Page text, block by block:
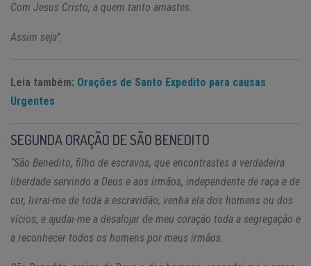
Com Jesus Cristo, a quem tanto amastes.
Assim seja”.
Leia também: Orações de Santo Expedito para causas
Urgentes
SEGUNDA ORAÇÃO DE SÃO BENEDITO
“São Benedito, filho de escravos, que encontrastes a verdadeira
liberdade servindo a Deus e aos irmãos, independente de raça e de
cor, livrai-me de toda a escravidão, venha ela dos homens ou dos
vícios, e ajudai-me a desalojar de meu coração toda a segregação e
a reconhecer todos os homens por meus irmãos.